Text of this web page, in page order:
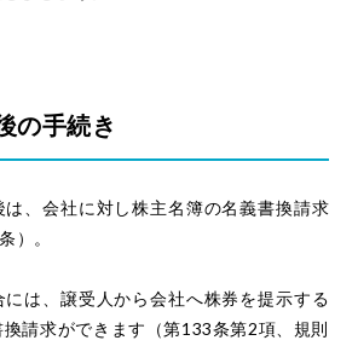
の手続き
、会社に対し株主名簿の名義書換請求
）。
は、譲受人から会社へ株券を提示する
請求ができます（第133条第2項、規則